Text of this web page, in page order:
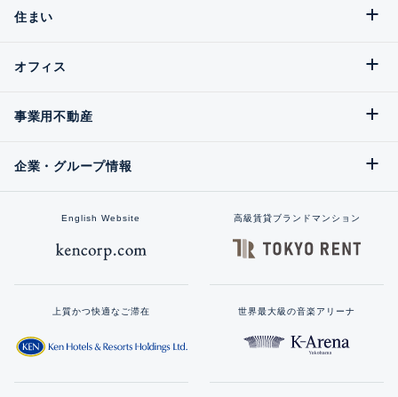
住まい
オフィス
事業用不動産
企業・グループ情報
English Website 高級賃貸ブランドマンション
上質かつ快適なご滞在 世界最大級の音楽アリーナ